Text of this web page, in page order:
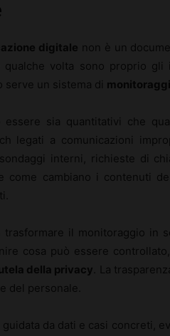
digitale non è un
qualche volta sono proprio
serve un sistema di
essere sia quantitativi che
legati a comunicazioni
interni, richieste di
come cambiano i contenuti
il monitoraggio in
cosa può essere
della privacy . La
del personale.
da dati e casi concreti,